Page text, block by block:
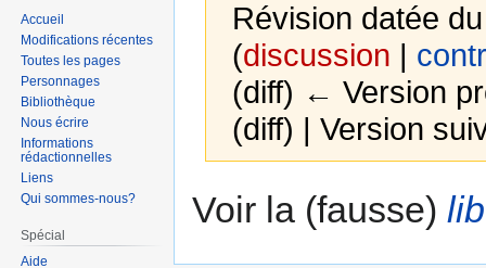
Révision datée
(discussion |
(diff) ← Version
(diff) | Version
à
navigation
à
recherche
Voir la (fausse)
Accueil
Modifications récentes
Toutes les pages
Personnages
Bibliothèque
Nous écrire
Informations
rédactionnelles
Liens
Qui sommes-nous?
Spécial
Aide